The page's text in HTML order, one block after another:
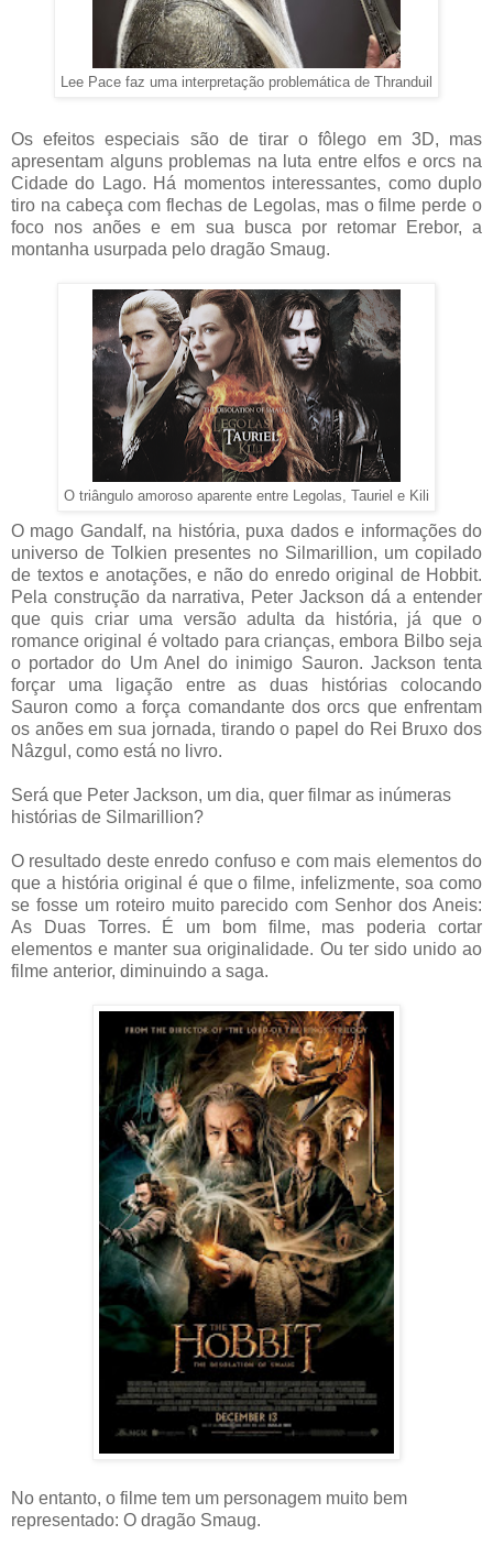
Lee Pace faz uma interpretação problemática de Thranduil
Os efeitos especiais são de tirar o fôlego em 3D, mas
apresentam alguns problemas na luta entre elfos e orcs na
Cidade do Lago. Há momentos interessantes, como duplo
tiro na cabeça com flechas de Legolas, mas o filme perde o
foco nos anões e em sua busca por retomar Erebor, a
montanha usurpada pelo dragão Smaug.
O triângulo amoroso aparente entre Legolas, Tauriel e Kili
O mago Gandalf, na história, puxa dados e informações do
universo de Tolkien presentes no Silmarillion, um copilado
de textos e anotações, e não do enredo original de Hobbit.
Pela construção da narrativa, Peter Jackson dá a entender
que quis criar uma versão adulta da história, já que o
romance original é voltado para crianças, embora Bilbo seja
o portador do Um Anel do inimigo Sauron. Jackson tenta
forçar uma ligação entre as duas histórias colocando
Sauron como a força comandante dos orcs que enfrentam
os anões em sua jornada, tirando o papel do Rei Bruxo dos
Nâzgul, como está no livro.
Será que Peter Jackson, um dia, quer filmar as inúmeras
histórias de Silmarillion?
O resultado deste enredo confuso e com mais elementos do
que a história original é que o filme, infelizmente, soa como
se fosse um roteiro muito parecido com Senhor dos Aneis:
As Duas Torres. É um bom filme, mas poderia cortar
elementos e manter sua originalidade. Ou ter sido unido ao
filme anterior, diminuindo a saga.
No entanto, o filme tem um personagem muito bem
representado: O dragão Smaug.